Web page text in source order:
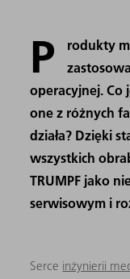
P
rodukty
operacyjnej. Co
one z różnych
działa? Dzięki
wszystkich
TRUMPF jako
serwisowym i
Serce inżynierii